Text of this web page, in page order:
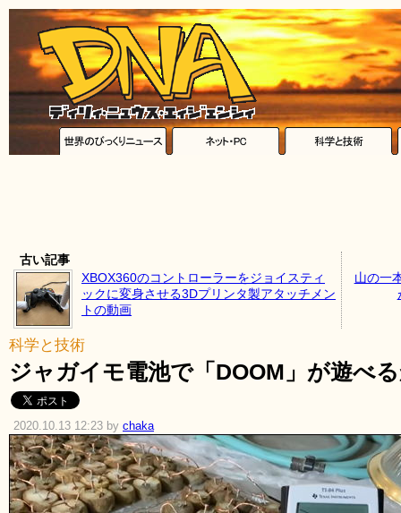
古い記事
XBOX360のコントローラーをジョイスティ
ックに変身させる3Dプリンタ製アタッチメン
トの動画
山の一
科学と技術
ジャガイモ電池で「DOOM」が遊べ
2020.10.13 12:23 by chaka